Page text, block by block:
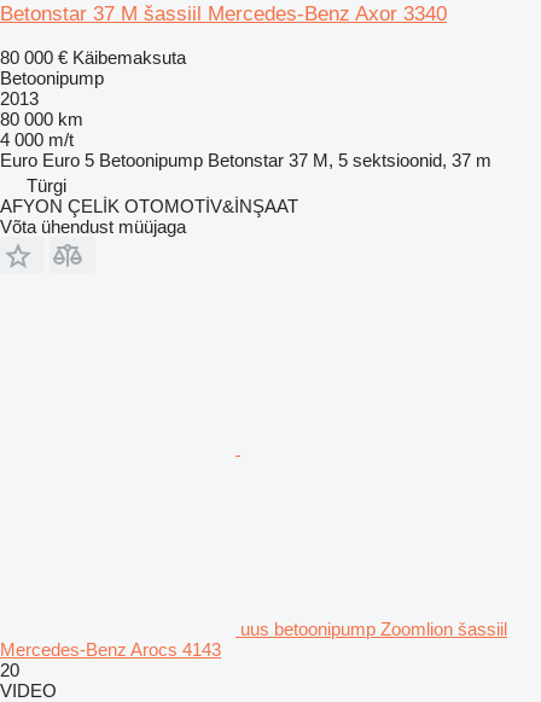
Betonstar 37 M šassiil Mercedes-Benz Axor 3340
80 000 € Käibemaksuta
Betoonipump
2013
80 000 km
4 000 m/t
Euro Euro 5 Betoonipump Betonstar 37 M, 5 sektsioonid, 37 m
Türgi
AFYON ÇELİK OTOMOTİV&İNŞAAT
Võta ühendust müüjaga
uus betoonipump Zoomlion šassiil
Mercedes-Benz Arocs 4143
20
VIDEO